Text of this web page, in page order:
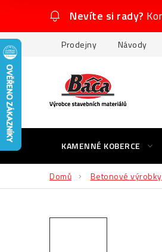
obsah
Nevíte si rady?
Prodejny Návody
KAMENNÉ KOBERCE
Domů Betonové výrobky